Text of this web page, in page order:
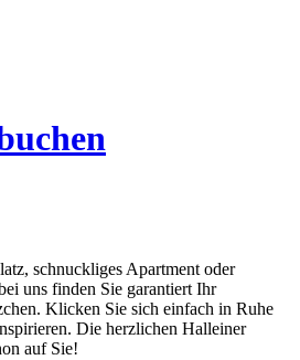
schnuckliges Apartment oder
uns finden Sie garantiert Ihr
Klicken Sie sich einfach in Ruhe
Die herzlichen Halleiner
auf Sie!